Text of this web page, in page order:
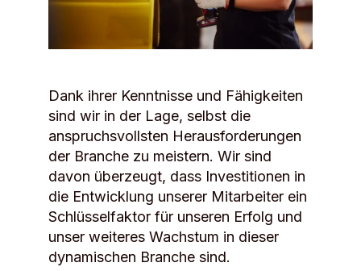
Dank ihrer Kenntnisse und Fähigkeiten
sind wir in der Lage, selbst die
anspruchsvollsten Herausforderungen
der Branche zu meistern. Wir sind
davon überzeugt, dass Investitionen in
die Entwicklung unserer Mitarbeiter ein
Schlüsselfaktor für unseren Erfolg und
unser weiteres Wachstum in dieser
dynamischen Branche sind.